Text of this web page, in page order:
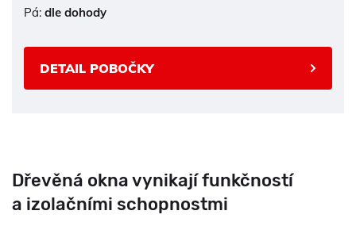
Pá: dle dohody
DETAIL POBOČKY
Dřevěná okna vynikají funkčností
a izolačními schopnostmi